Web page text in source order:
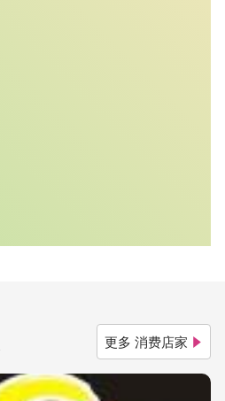
更多 消费店家